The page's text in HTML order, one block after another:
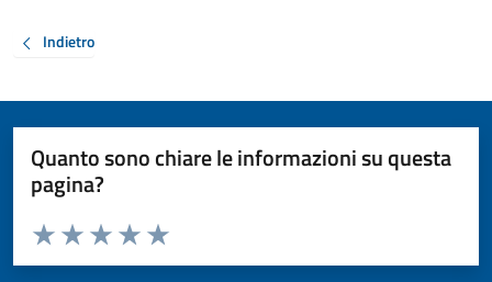
Indietro
Quanto sono chiare le informazioni su questa
pagina?
Valuta da 1 a 5 stelle la pagina
Valuta 5 stelle su 5
Valuta 4 stelle su 5
Valuta 3 stelle su 5
Valuta 2 stelle su 5
Valuta 1 stelle su 5